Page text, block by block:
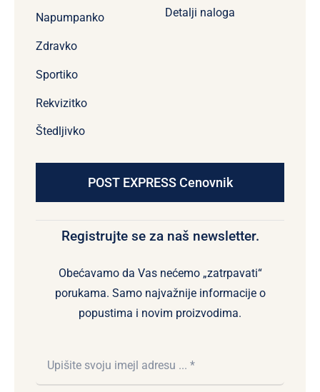
Napumpanko
Zdravko
Sportiko
Rekvizitko
Štedljivko
Detalji naloga
POST EXPRESS Cenovnik
Registrujte se za naš newsletter.
Obećavamo da Vas nećemo „zatrpavati“
porukama. Samo najvažnije informacije o
popustima i novim proizvodima.